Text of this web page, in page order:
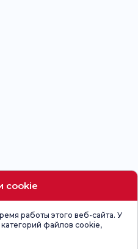
cookie
работы этого веб-сайта. У
файлов cookie,